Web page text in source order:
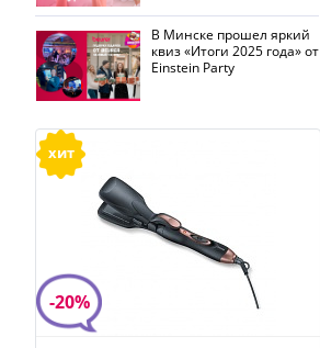
В Минске прошел яркий
квиз «Итоги 2025 года» от
Einstein Party
хит
-20%